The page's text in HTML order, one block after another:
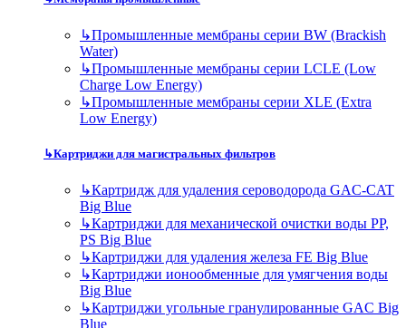
↳Промышленные мембраны серии BW (Brackish
Water)
↳Промышленные мембраны серии LCLE (Low
Charge Low Energy)
↳Промышленные мембраны серии XLE (Extra
Low Energy)
↳Картриджи для магистральных фильтров
↳Картридж для удаления сероводорода GAC-CAT
Big Blue
↳Картриджи для механической очистки воды PP,
PS Big Blue
↳Картриджи для удаления железа FE Big Blue
↳Картриджи ионообменные для умягчения воды
Big Blue
↳Картриджи угольные гранулированные GAC Big
Blue